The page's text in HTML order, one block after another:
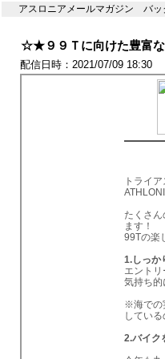
アスロニアメールマガジン バッ
☆★９９Ｔに向けた豊富
配信日時：2021/07/09 18:30